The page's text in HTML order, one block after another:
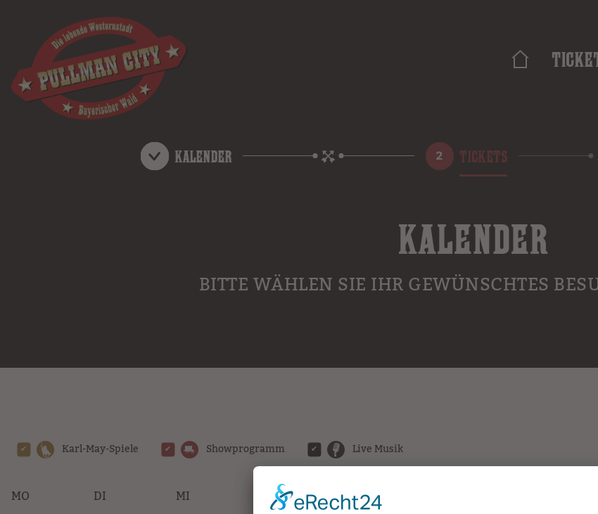
Kalender TICKETS
KALENDER
BITTE WÄHLEN SIE IHR GEWÜNSCHTES
Karl-May-Spiele Showprogramm Live Musik
MO DI MI DO FR